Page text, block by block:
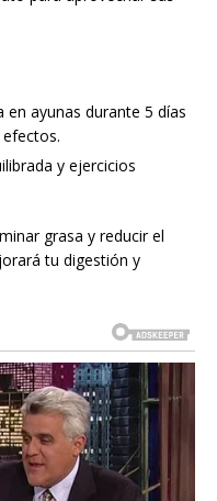
ayunas durante 5 días
y ejercicios
grasa y reducir el
tu digestión y